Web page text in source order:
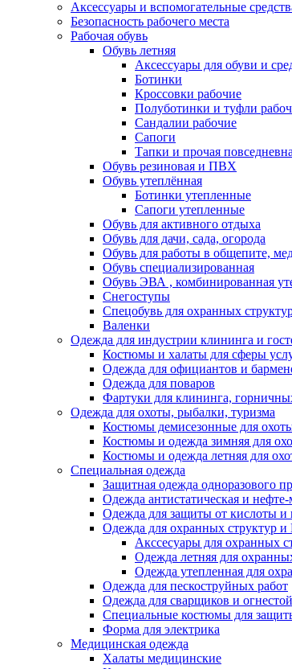
Аксессуары и вспомогательные
Безопасность рабочего места
Рабочая обувь
Обувь летняя
Аксессуары для обуви и
Ботинки
Кроссовки рабочие
Полуботинки и туфли
Сандалии рабочие
Сапоги
Тапки и прочая
Обувь резиновая и ПВХ
Обувь утеплённая
Ботинки утепленные
Сапоги утепленные
Обувь для активного отдыха
Обувь для дачи, сада, огорода
Обувь для работы в общепите,
Обувь специализированная
Обувь ЭВА , комбинированная
Снегоступы
Спецобувь для охранных
Валенки
Одежда для индустрии клининга и
Костюмы и халаты для сферы
Одежда для официантов и
Одежда для поваров
Фартуки для клининга,
Одежда для охоты, рыбалки, туризма
Костюмы демисезонные для
Костюмы и одежда зимняя для
Костюмы и одежда летняя для
Специальная одежда
Защитная одежда одноразового
Одежда антистатическая и нефте-
Одежда для защиты от кислоты и
Одежда для охранных структур
Акссесуары для охранных
Одежда летняя для
Одежда утепленная для
Одежда для пескоструйных работ
Одежда для сварщиков и
Специальные костюмы для
Форма для электрика
Медицинская одежда
Халаты медицинские